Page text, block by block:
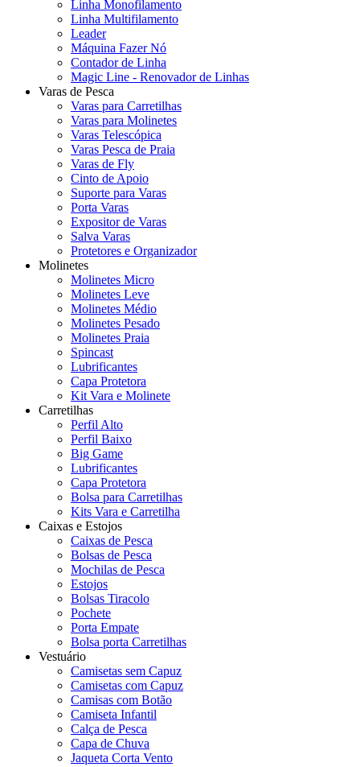
Linha Monofilamento
Linha Multifilamento
Leader
Máquina Fazer Nó
Contador de Linha
Magic Line - Renovador de Linhas
Varas de Pesca
Varas para Carretilhas
Varas para Molinetes
Varas Telescópica
Varas Pesca de Praia
Varas de Fly
Cinto de Apoio
Suporte para Varas
Porta Varas
Expositor de Varas
Salva Varas
Protetores e Organizador
Molinetes
Molinetes Micro
Molinetes Leve
Molinetes Médio
Molinetes Pesado
Molinetes Praia
Spincast
Lubrificantes
Capa Protetora
Kit Vara e Molinete
Carretilhas
Perfil Alto
Perfil Baixo
Big Game
Lubrificantes
Capa Protetora
Bolsa para Carretilhas
Kits Vara e Carretilha
Caixas e Estojos
Caixas de Pesca
Bolsas de Pesca
Mochilas de Pesca
Estojos
Bolsas Tiracolo
Pochete
Porta Empate
Bolsa porta Carretilhas
Vestuário
Camisetas sem Capuz
Camisetas com Capuz
Camisas com Botão
Camiseta Infantil
Calça de Pesca
Capa de Chuva
Jaqueta Corta Vento